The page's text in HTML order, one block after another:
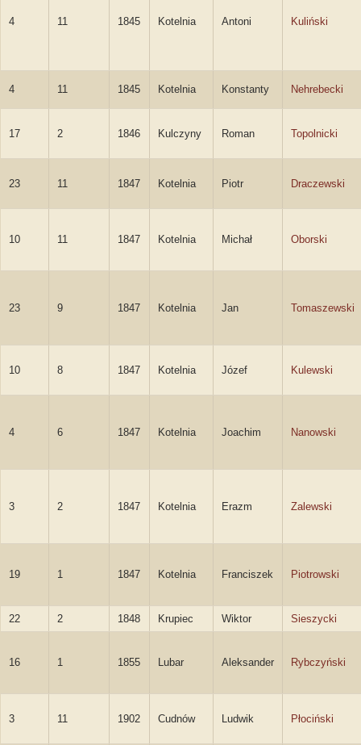
4 11 1845 Kotelnia Antoni Kuliński
4 11 1845 Kotelnia Konstanty Nehrebecki
17 2 1846 Kulczyny Roman Topolnicki
23 11 1847 Kotelnia Piotr Draczewski
10 11 1847 Kotelnia Michał Oborski
23 9 1847 Kotelnia Jan Tomaszewski
10 8 1847 Kotelnia Józef Kulewski
4 6 1847 Kotelnia Joachim Nanowski
3 2 1847 Kotelnia Erazm Zalewski
19 1 1847 Kotelnia Franciszek Piotrowski
22 2 1848 Krupiec Wiktor Sieszycki
16 1 1855 Lubar Aleksander Rybczyński
3 11 1902 Cudnów Ludwik Płociński